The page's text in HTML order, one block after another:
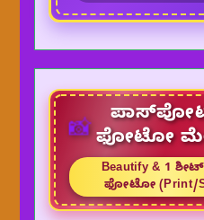
📸
ಫೋಟೋ
Beautify & 1
ಫೋಟೋ (Print/